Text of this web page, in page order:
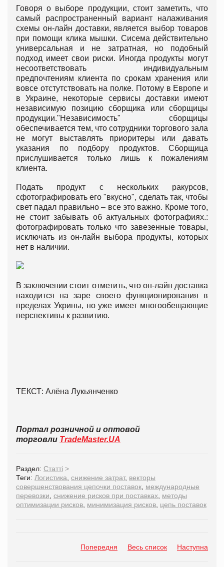
Говоря о выборе продукции, стоит заметить, что
самый распространенный вариант налаживания
схемы он-лайн доставки, является выбор товаров
при помощи клика мышки. Сисема действительно
универсальная и не затратная, но подобный
подход имеет свои риски. Иногда продукты могут
несоответствовать индивидуальным
предпочтениям клиента по срокам хранения или
вовсе отстутствовать на полке. Потому в Европе и
в Украине, некоторые сервисы доставки имеют
независимую позицию сборщика или сборщицы
продукции."Независимость" сборщицы
обеспечивается тем, что сотрудники торгового зала
не могут выставлять приоритеры или давать
указания по подбору продуктов. Сборщица
прислушивается только лишь к пожалениям
клиента.
Подать продукт с нескольких ракурсов,
сфотографировать его "вкусно", сделать так, чтобы
свет падал правильно – все это важно. Кроме того,
не стоит забывать об актуальных фотографиях.:
фотографировать только что завезенные товары,
исключать из он-лайн выбора продукты, которых
нет в наличии.
В заключении стоит отметить, что он-лайн доставка
находится на заре своего функционирования в
пределах Укрины, но уже имеет многообещающие
перспективы к развитию.
ТЕКСТ: Алёна Лукьянченко
Портал розничной и оптовой
торговли TradeMaster.UA
Раздел: Статті >
Теги: Логистика снижение затрат, векторы
совершенствования цепочки поставок международные
перевозки снижение рисков при поставках методы
оптимизации рисков минимизация рисков цепь поставок
Попередня Весь список Наступна